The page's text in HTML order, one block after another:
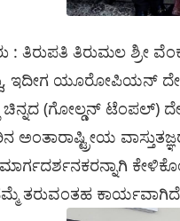
: ತಿರುಪತಿ ತಿರುಮಲ ಶ್ರೀ
ಇದೀಗ ಯೂರೋಪಿಯನ್
ಚಿನ್ನದ (ಗೋಲ್ಡನ್ ಟೆಂಪಲ್)
ತರುವಂತಹ